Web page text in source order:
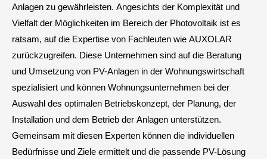
Anlagen zu gewährleisten. Angesichts der Komplexität und
Vielfalt der Möglichkeiten im Bereich der Photovoltaik ist es
ratsam, auf die Expertise von Fachleuten wie AUXOLAR
zurückzugreifen. Diese Unternehmen sind auf die Beratung
und Umsetzung von PV-Anlagen in der Wohnungswirtschaft
spezialisiert und können Wohnungsunternehmen bei der
Auswahl des optimalen Betriebskonzept, der Planung, der
Installation und dem Betrieb der Anlagen unterstützen.
Gemeinsam mit diesen Experten können die individuellen
Bedürfnisse und Ziele ermittelt und die passende PV-Lösung